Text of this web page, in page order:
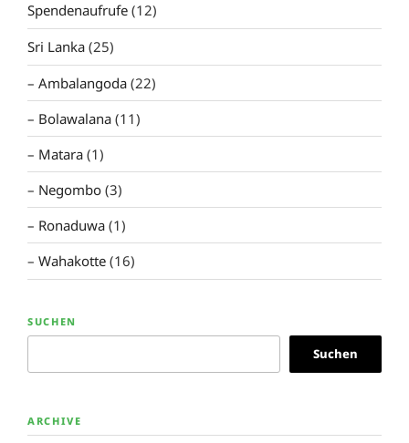
Spendenaufrufe (12)
Sri Lanka (25)
Ambalangoda (22)
Bolawalana (11)
Matara (1)
Negombo (3)
Ronaduwa (1)
Wahakotte (16)
SUCHEN
Suchen
ARCHIVE